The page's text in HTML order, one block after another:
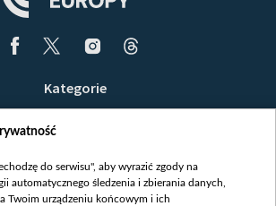
Kategorie
Opinie
Białoruś / Polska
do serwisu", aby wyrazić zgody na
automatycznego śledzenia i zbierania danych,
Twoim urządzeniu końcowym i ich